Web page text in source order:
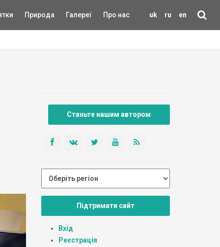
uk ru en
Природа Галереї Про нас
Станьте нашим автором
Підтримати сайт
Вхід
Реєстрація